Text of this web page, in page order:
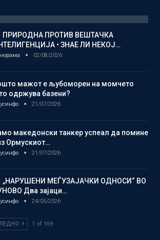
ПРИРОДНА ПРОТИВ ВЕШТАЧКА
• ЗНАЕ ЛИ НЕКОЈ…
02/08/2026
мажот е љубоморен на момчето
одржува базени?
21/07/2026
македонски танкер успеал да помине
Ормускиот…
21/07/2026
„НАРУШЕНИ МЕЃУЗАЈАЧКИ ОДНОСИ“ ВО
Два зајаци…
24/05/2026
1 of 169